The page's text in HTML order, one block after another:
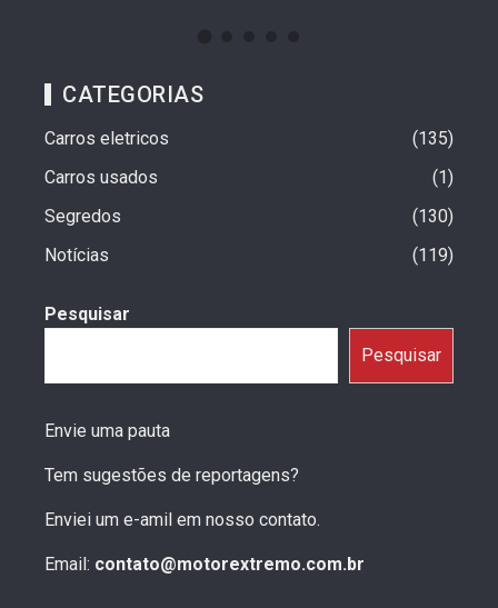
CATEGORIAS
Carros eletricos
135
Carros usados
1
Segredos
130
Notícias
119
Pesquisar
Pesquisar
Envie uma pauta
Tem sugestões de reportagens?
Enviei um e-amil em nosso contato.
Email: contato@motorextremo.com.br